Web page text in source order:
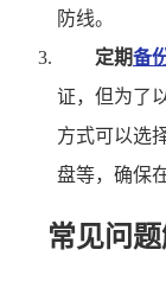
防线。
定期备
证，但为了
方式可以选
盘等，确保
常见问